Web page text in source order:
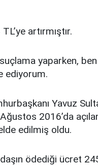
artırmıştır.
yaparken,
ediyorum.
Yavuz
2016’da
edilmiş oldu.
ödediği ücret